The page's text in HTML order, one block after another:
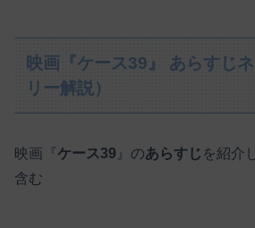
映画『ケース39』 あらすじ
リー解説）
映画『ケース39 』のあらすじ を紹介
含む